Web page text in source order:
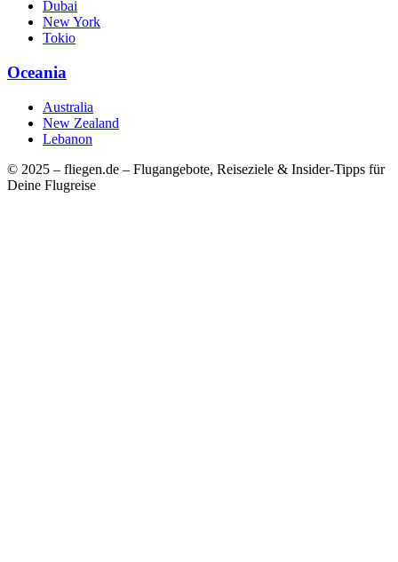
Dubai
New York
Tokio
Oceania
Australia
New Zealand
Lebanon
© 2025 – fliegen.de – Flugangebote, Reiseziele & Insider-Tipps für
Deine Flugreise